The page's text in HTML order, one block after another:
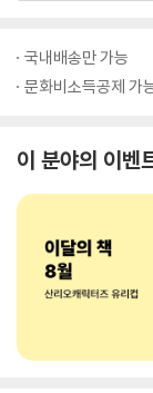
국내배송만 가능
문화비소득공제 가
이 분야의 이벤